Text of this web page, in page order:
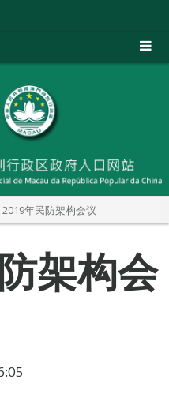
2019年民防架构会议
架构会